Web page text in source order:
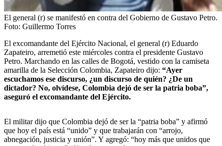
El general (r) se manifestó en contra del Gobierno de Gustavo Petro.
Foto: Guillermo Torres
El excomandante del Ejército Nacional, el general (r) Eduardo
Zapateiro, arremetió este miércoles contra el presidente Gustavo
Petro. Marchando en las calles de Bogotá, vestido con la camiseta
amarilla de la Selección Colombia, Zapateiro dijo: “Ayer
escuchamos ese discurso, ¿un discurso de quién? ¿De un
dictador? No, olvídese, Colombia dejó de ser la patria boba”,
aseguró el excomandante del Ejército.
El militar dijo que Colombia dejó de ser la “patria boba” y afirmó
que hoy el país está “unido” y que trabajarán con “arrojo,
abnegación, justicia y unión”. Y agregó: “hoy más que unidos que